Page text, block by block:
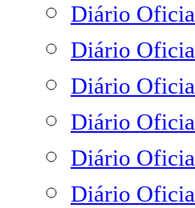
Diário
Diário
Diário
Diário
Diário
Diário